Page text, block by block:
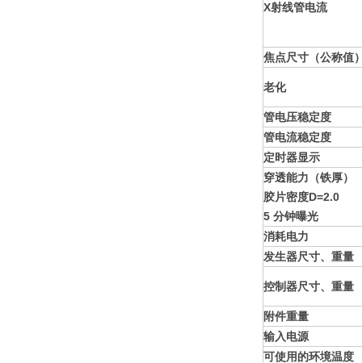
X射线管电流
焦点尺寸（公称值
老化
管电压稳定度
管电流稳定度
定时器显示
穿透能力（铁厚）
胶片密度D=2.0
5 分钟曝光
消耗电力
发生器尺寸、重量
控制器尺寸、重量
附件重量
输入电源
可使用的环境温度